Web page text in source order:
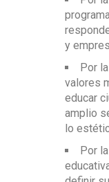
Gerente
Director
y
virtual
social
de
y
Por
valores
educar
amplio
lo
Por